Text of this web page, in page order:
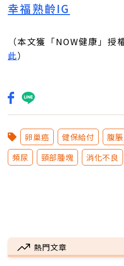
幸福熟齡IG
（本文獲「NOW健康」授
此）
卵巢癌 健保給付 腹脹
頻尿
頸部腫塊 消化不良
熱門文章